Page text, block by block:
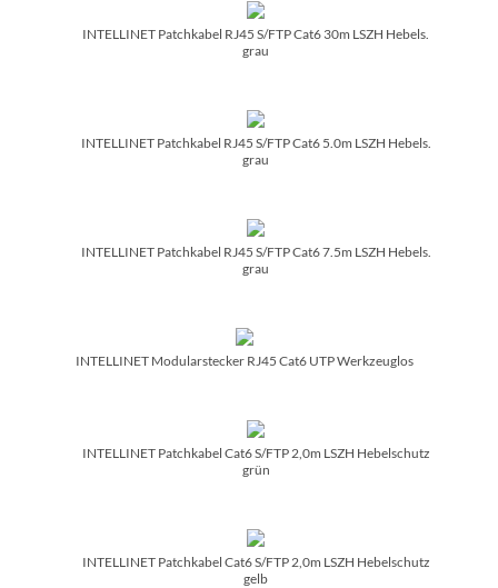
INTELLINET Patchkabel RJ45 S/­FTP Cat6 30m LSZH Hebels.
grau
INTELLINET Patchkabel RJ45 S/­FTP Cat6 5.0m LSZH Hebels.
grau
INTELLINET Patchkabel RJ45 S/­FTP Cat6 7.5m LSZH Hebels.
grau
INTELLINET Modularstecker RJ45 Cat6 UTP Werkzeuglos
INTELLINET Patchkabel Cat6 S/­FTP 2,0m LSZH Hebelschutz
grün
INTELLINET Patchkabel Cat6 S/­FTP 2,0m LSZH Hebelschutz
gelb